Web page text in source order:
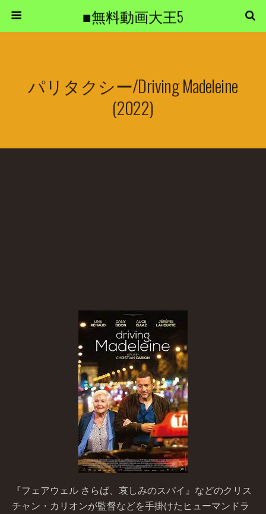
■無料動画大王5
パリタクシー/Driving Madeleine
(2022)
『フェアウェル さらば、哀しみのスパイ』などのクリス
チャン・カリオンが監督などを手掛けたヒューマンドラ